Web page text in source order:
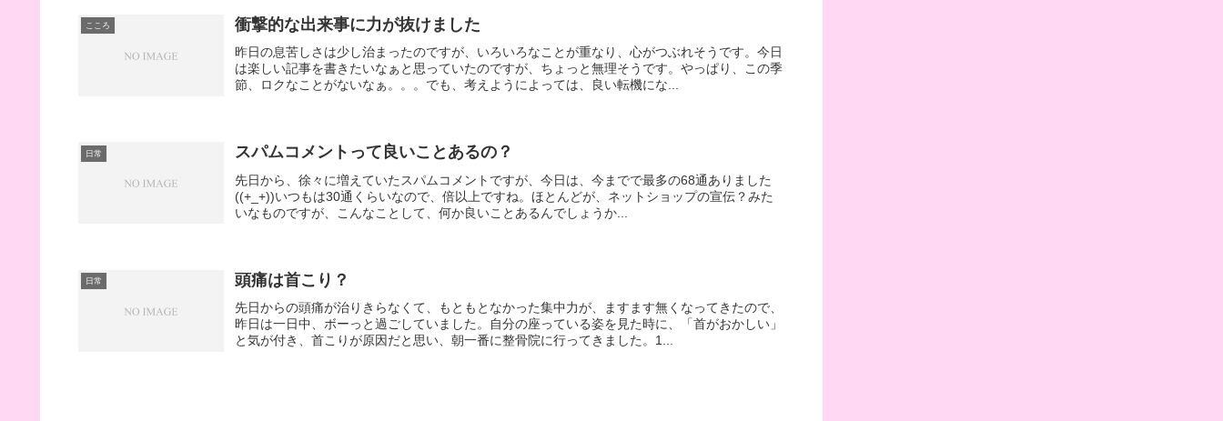
こころ 衝撃的な出来事に力が抜けました
昨日の息苦しさは少し治まったのですが、いろいろなことが重なり、心がつぶれそうです。今日
は楽しい記事を書きたいなぁと思っていたのですが、ちょっと無理そうです。やっぱり、この季
節、ロクなことがないなぁ。。。でも、考えようによっては、良い転機にな...
日常 スパムコメントって良いことあるの？
先日から、徐々に増えていたスパムコメントですが、今日は、今までで最多の68通ありました
((+_+))いつもは30通くらいなので、倍以上ですね。ほとんどが、ネットショップの宣伝？みた
いなものですが、こんなことして、何か良いことあるんでしょうか...
日常 頭痛は首こり？
先日からの頭痛が治りきらなくて、もともとなかった集中力が、ますます無くなってきたので、
昨日は一日中、ボーっと過ごしていました。自分の座っている姿を見た時に、「首がおかしい」
と気が付き、首こりが原因だと思い、朝一番に整骨院に行ってきました。1...